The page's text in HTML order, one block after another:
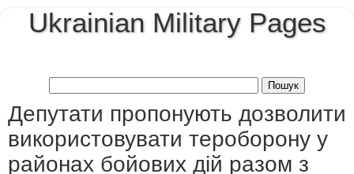
Ukrainian Military Pages
Депутати пропонують дозволити
використовувати тероборону у
районах бойових дій разом з